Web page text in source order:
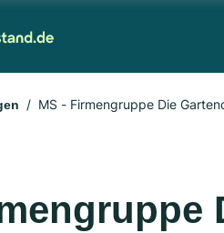
MS - Firmengruppe Die